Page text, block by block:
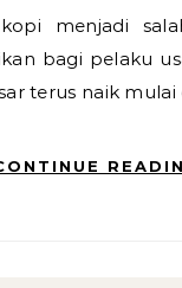
bagi pelaku
terus naik mulai